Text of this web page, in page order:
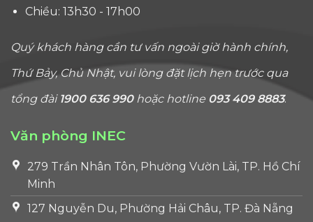
Chiều: 13h30 - 17h00
Quý khách hàng cần tư vấn ngoài giờ hành chính,
Thứ Bảy, Chủ Nhật, vui lòng đặt lịch hẹn trước qua
tổng đài 1900 636 990hoặc hotline 093 409 8883.
Văn phòng INEC
279 Trần Nhân Tôn, Phường Vườn Lài, TP. Hồ Chí
Minh
127 Nguyễn Du, Phường Hải Châu, TP. Đà Nẵng